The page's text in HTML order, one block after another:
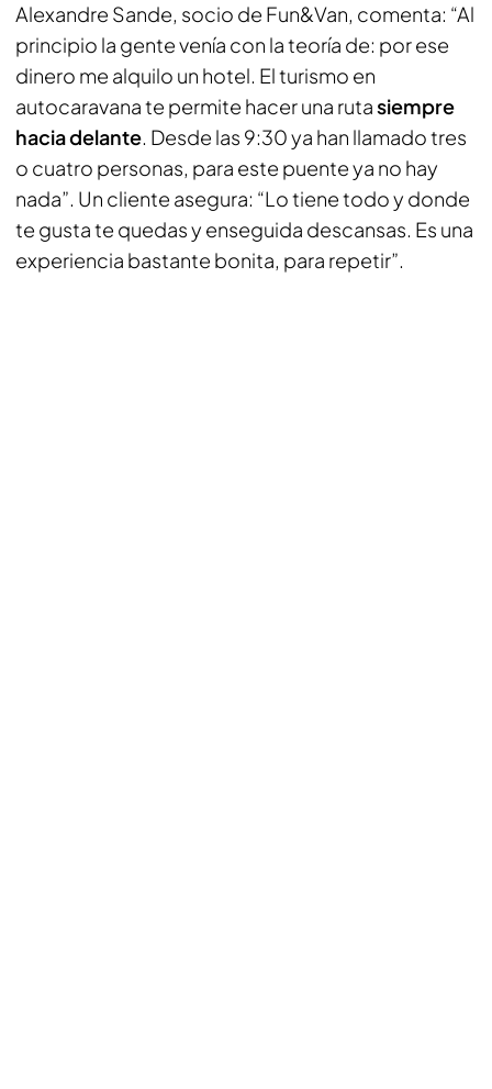
Alexandre Sande, socio de Fun&Van, comenta: “Al
principio la gente venía con la teoría de: por ese
dinero me alquilo un hotel. El turismo en
autocaravana te permite hacer una rutasiempre
hacia delante. Desde las 9:30 ya han llamado tres
o cuatro personas, para este puente ya no hay
nada”. Un cliente asegura: “Lo tiene todo y donde
te gusta te quedas y enseguida descansas. Es una
experiencia bastante bonita, para repetir”.